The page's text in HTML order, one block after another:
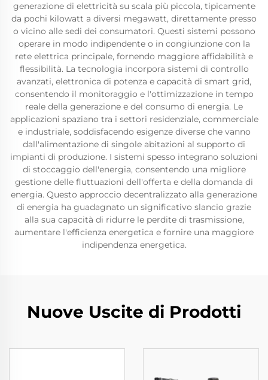
generazione di elettricità su scala più piccola, tipicamente
da pochi kilowatt a diversi megawatt, direttamente presso
o vicino alle sedi dei consumatori. Questi sistemi possono
operare in modo indipendente o in congiunzione con la
rete elettrica principale, fornendo maggiore affidabilità e
flessibilità. La tecnologia incorpora sistemi di controllo
avanzati, elettronica di potenza e capacità di smart grid,
consentendo il monitoraggio e l'ottimizzazione in tempo
reale della generazione e del consumo di energia. Le
applicazioni spaziano tra i settori residenziale, commerciale
e industriale, soddisfacendo esigenze diverse che vanno
dall'alimentazione di singole abitazioni al supporto di
impianti di produzione. I sistemi spesso integrano soluzioni
di stoccaggio dell'energia, consentendo una migliore
gestione delle fluttuazioni dell'offerta e della domanda di
energia. Questo approccio decentralizzato alla generazione
di energia ha guadagnato un significativo slancio grazie
alla sua capacità di ridurre le perdite di trasmissione,
aumentare l'efficienza energetica e fornire una maggiore
indipendenza energetica.
Nuove Uscite di Prodotti